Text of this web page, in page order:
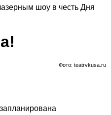
шоу в честь Дня
Фото: teatrvkusa.ru